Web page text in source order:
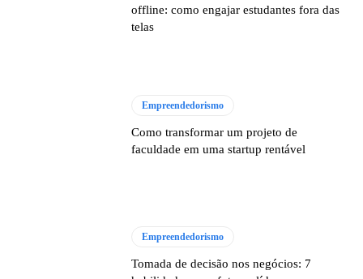
offline: como engajar estudantes fora das
telas
Empreendedorismo
Como transformar um projeto de
faculdade em uma startup rentável
Empreendedorismo
Tomada de decisão nos negócios: 7